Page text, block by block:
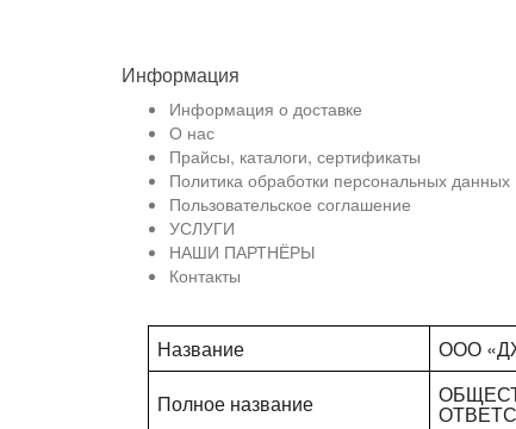
Информация
Информация о доставке
О нас
Прайсы, каталоги, сертификаты
Политика обработки персональных данных
Пользовательское соглашение
УСЛУГИ
НАШИ ПАРТНЁРЫ
Контакты
Название
ООО
Полное название